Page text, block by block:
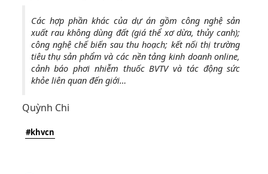
Các hợp phần khác của dự án gồm công nghệ sản
xuất rau không dùng đất (giá thể xơ dừa, thủy canh);
công nghệ chế biến sau thu hoạch; kết nối thị trường
tiêu thụ sản phẩm và các nền tảng kinh doanh online,
cảnh báo phơi nhiễm thuốc BVTV và tác động sức
khỏe liên quan đến giới…
Quỳnh Chi
#khvcn